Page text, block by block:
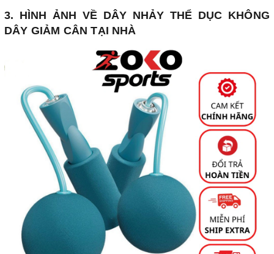
3. HÌNH ẢNH VỀ DÂY NHẢY THỂ DỤC KHÔNG
DÂY GIẢM CÂN TẠI NHÀ